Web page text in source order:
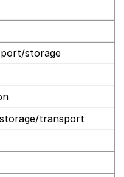
storage
transport